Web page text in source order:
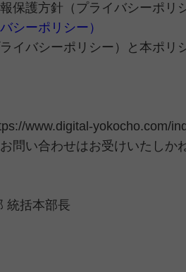
保護方針（プライバシーポリ
シーポリシー）
イバシーポリシー）と本ポリ
www.digital-yokocho.com/
問い合わせはお受けいたしか
統括本部長